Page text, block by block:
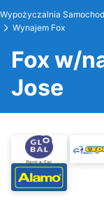
Wypożyczalnia
Wynajem Fox
Fox w/
Jose